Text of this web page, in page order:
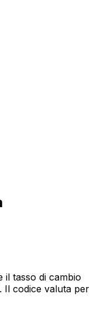
il tasso di cambio
Il codice valuta per